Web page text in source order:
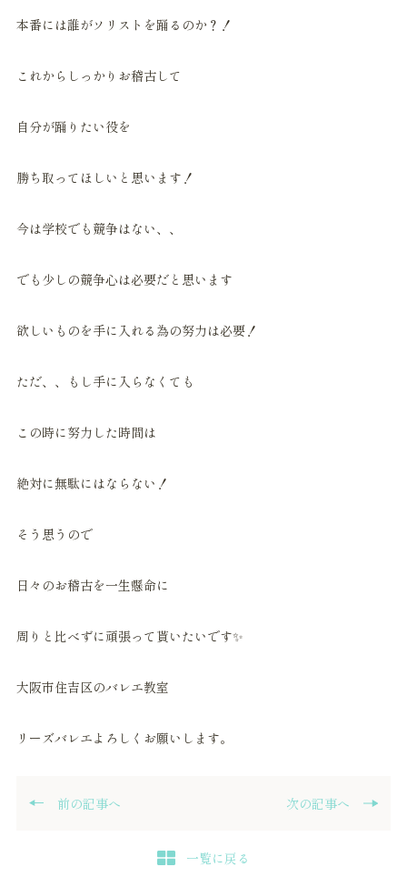
本番には誰がソリストを踊るのか？！
これからしっかりお稽古して
自分が踊りたい役を
勝ち取ってほしいと思います！
今は学校でも競争はない、、
でも少しの競争心は必要だと思います
欲しいものを手に入れる為の努力は必要！
ただ、、もし手に入らなくても
この時に努力した時間は
絶対に無駄にはならない！
そう思うので
日々のお稽古を一生懸命に
周りと比べずに頑張って貰いたいです✨
大阪市住吉区のバレエ教室
リーズバレエよろしくお願いします。
前の記事へ 次の記事へ
一覧に戻る